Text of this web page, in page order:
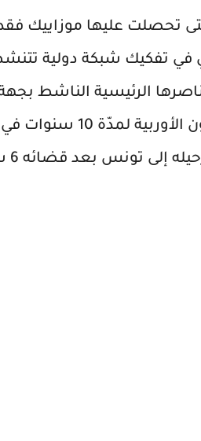
عليها موزاييك فقد
في تفكيك شبكة دولية
الرئيسية الناشط
سابقا في احد
تونس بعد قضائه 6 سنوات من العقوبة.